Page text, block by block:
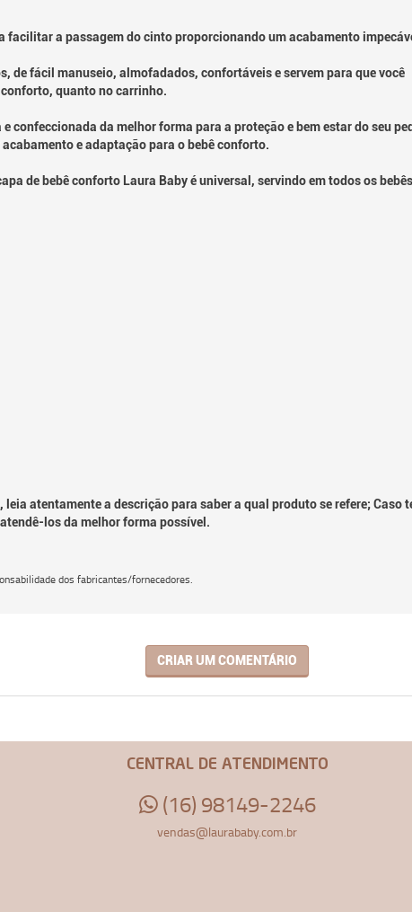
a passagem do cinto proporcionando um acabamento
de fácil manuseio, almofadados, confortáveis e servem para que você
quanto no carrinho.
confeccionada da melhor forma para a proteção e bem estar do seu
e adaptação para o bebê conforto.
de bebê conforto Laura Baby é universal, servindo em todos os
leia atentamente a descrição para saber a qual produto se refere;
los da melhor forma possível.
dos fabricantes/fornecedores.
CRIAR UM COMENTÁRIO
CENTRAL DE ATENDIMENTO
(16) 98149-2246
vendas@laurababy.com.br